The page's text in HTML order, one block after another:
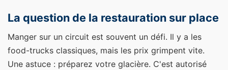
La question de la restauration sur place
Manger sur un circuit est souvent un défi. Il y a les
food-trucks classiques, mais les prix grimpent vite.
Une astuce : préparez votre glacière. C'est autorisé